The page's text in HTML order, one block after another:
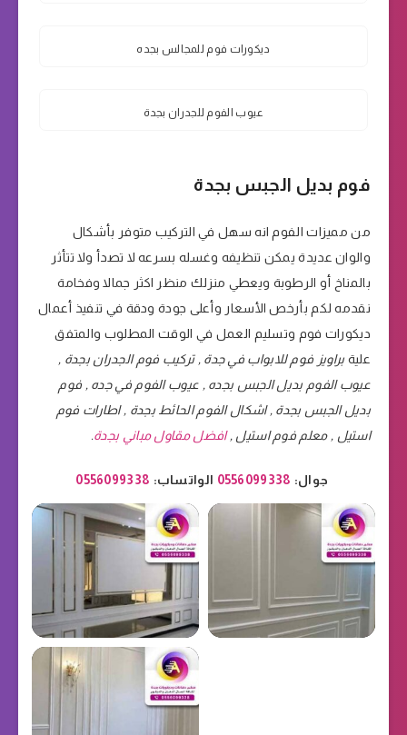
ديكورات فوم للمجالس بجده
عيوب الفوم للجدران بجدة
فوم بديل الجبس بجدة
من مميزات الفوم انه سهل في التركيب متوفر بأشكال
والوان عديدة يمكن تنظيفه وغسله بسرعه لا تصدأ ولا تتأثر
بالمناخ أو الرطوبة ويعطي منزلك منظر اكثر جمالا وفخامة
نقدمه لكم بأرخص الأسعار وأعلى جودة ودقة في تنفيذ أعمال
ديكورات فوم وتسليم العمل في الوقت المطلوب والمتفق
علية براويز فوم للابواب في جدة , تركيب فوم الجدران بجدة ,
عيوب الفوم بديل الجبس بجده , عيوب الفوم في جده , فوم
بديل الجبس بجدة , اشكال الفوم الحائط بجدة , اطارات فوم
استيل , معلم فوم استيل ,افضل مقاول مباني بجدة.
جوال: 0556099338 الواتساب: 0556099338